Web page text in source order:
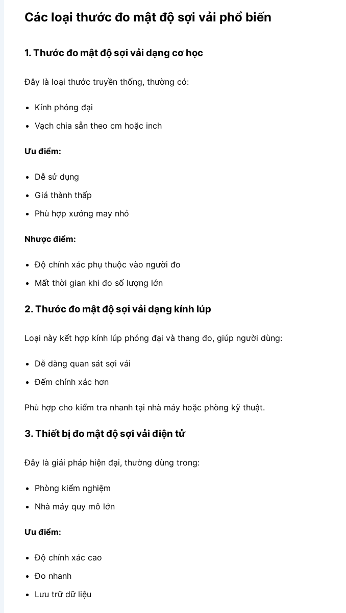
Các loại thước đo mật độ sợi vải phổ biến
1. Thước đo mật độ sợi vải dạng cơ học
Đây là loại thước truyền thống, thường có:
Kính phóng đại
Vạch chia sẵn theo cm hoặc inch
Ưu điểm:
Dễ sử dụng
Giá thành thấp
Phù hợp xưởng may nhỏ
Nhược điểm:
Độ chính xác phụ thuộc vào người đo
Mất thời gian khi đo số lượng lớn
2. Thước đo mật độ sợi vải dạng kính lúp
Loại này kết hợp kính lúp phóng đại và thang đo, giúp người dùng:
Dễ dàng quan sát sợi vải
Đếm chính xác hơn
Phù hợp cho kiểm tra nhanh tại nhà máy hoặc phòng kỹ thuật.
3. Thiết bị đo mật độ sợi vải điện tử
Đây là giải pháp hiện đại, thường dùng trong:
Phòng kiểm nghiệm
Nhà máy quy mô lớn
Ưu điểm:
Độ chính xác cao
Đo nhanh
Lưu trữ dữ liệu